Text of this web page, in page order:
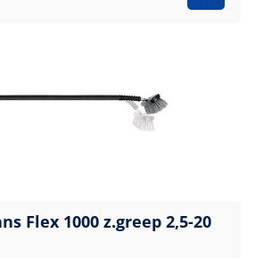
Flex 1000 z.greep 2,5-20